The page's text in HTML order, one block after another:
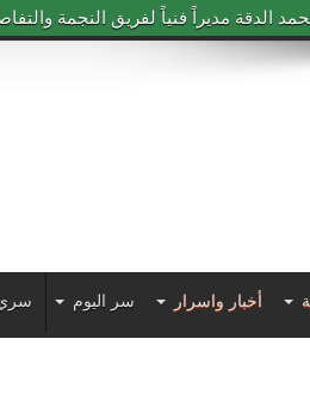
الدقة مديراً فنياً لفريق النجمة
أخبار واسرار سر اليوم سري